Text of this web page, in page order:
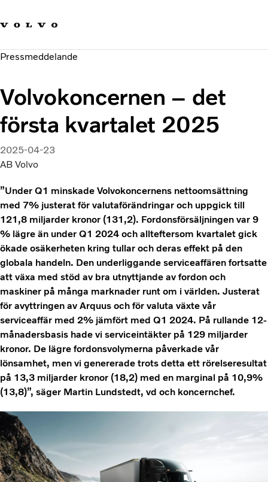
Hållbara transporter
Investerare
Pressmeddelande
Volvokoncernen – det
första kvartalet 2025
2025-04-23
AB Volvo
”Under Q1 minskade Volvokoncernens nettoomsättning
med 7% justerat för valutaförändringar och uppgick till
121,8 miljarder kronor (131,2). Fordonsförsäljningen var 9
% lägre än under Q1 2024 och allteftersom kvartalet gick
ökade osäkerheten kring tullar och deras effekt på den
globala handeln. Den underliggande serviceaffären fortsatte
att växa med stöd av bra utnyttjande av fordon och
maskiner på många marknader runt om i världen. Justerat
för avyttringen av Arquus och för valuta växte vår
serviceaffär med 2% jämfört med Q1 2024. På rullande 12-
månadersbasis hade vi serviceintäkter på 129 miljarder
kronor. De lägre fordonsvolymerna påverkade vår
lönsamhet, men vi genererade trots detta ett rörelseresultat
på 13,3 miljarder kronor (18,2) med en marginal på 10,9%
(13,8)”, säger Martin Lundstedt, vd och koncernchef.